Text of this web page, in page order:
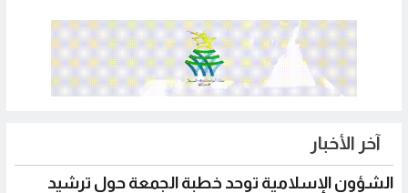
المقالات
آخر الأخبار
الشؤون الإسلامية توحد خطبة الجمعة حول ترشيد